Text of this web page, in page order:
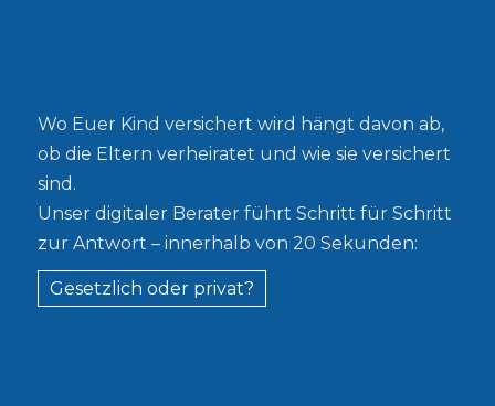
Wo Euer Kind versichert wird hängt davon ab,
ob die Eltern verheiratet und wie sie versichert
sind.
Unser digitaler Berater führt Schritt für Schritt
zur Antwort – innerhalb von 20 Sekunden:
Gesetzlich oder privat?